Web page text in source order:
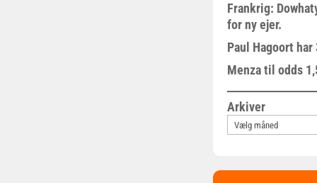
Frankrig:
for ny ejer.
Paul Hagoort
Menza til odds
Arkiver